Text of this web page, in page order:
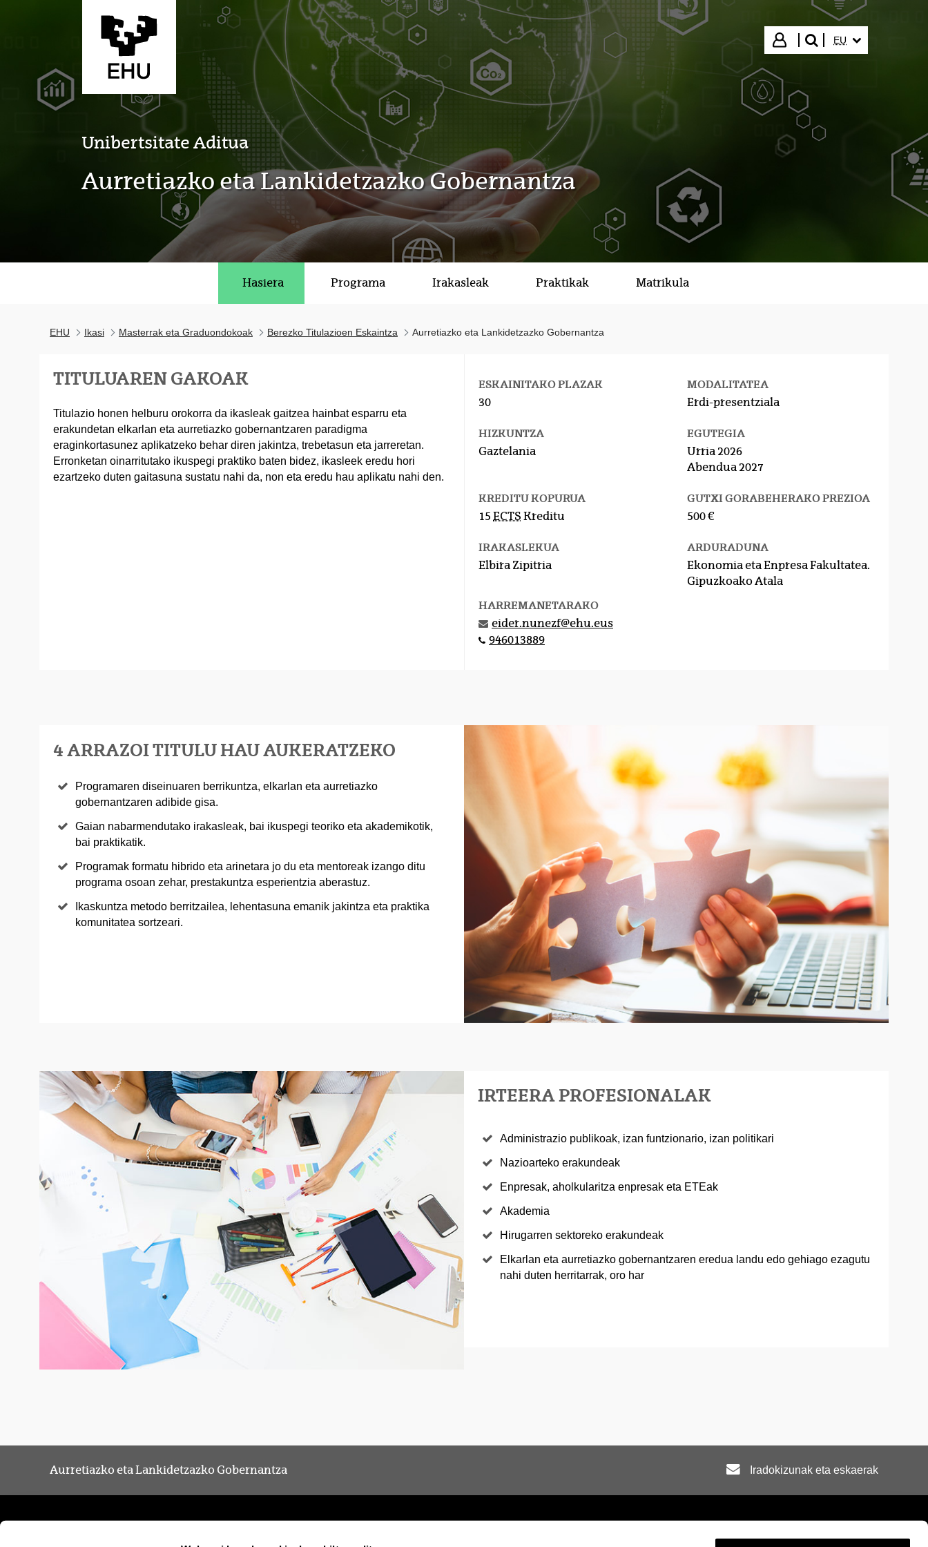
Hasi saioa
bilatu"
EU
Unibertsitate Aditua
Aurretiazko eta Lankidetzazko Gobernantza
Hasiera Programa Irakasleak Praktikak Matrikula
EHU Ikasi Masterrak eta Graduondokoak Berezko Titulazioen Eskaintza Aurretiazko eta Lankidetzazko Gobernantza
TITULUAREN GAKOAK
Titulazio honen helburu orokorra da ikasleak gaitzea hainbat esparru eta
erakundetan elkarlan eta aurretiazko gobernantzaren paradigma
eraginkortasunez aplikatzeko behar diren jakintza, trebetasun eta jarreretan.
Erronketan oinarritutako ikuspegi praktiko baten bidez, ikasleek eredu hori
ezartzeko duten gaitasuna sustatu nahi da, non eta eredu hau aplikatu nahi den.
ESKAINITAKO PLAZAK
30
MODALITATEA
Erdi-presentziala
HIZKUNTZA
Gaztelania
EGUTEGIA
Urria 2026
Abendua 2027
KREDITU KOPURUA
15 ECTS Kreditu
GUTXI GORABEHERAKO PREZIOA
500 €
IRAKASLEKUA
Elbira Zipitria
ARDURADUNA
Ekonomia eta Enpresa Fakultatea.
Gipuzkoako Atala
HARREMANETARAKO
eider.nunezf@ehu.eus
946013889
4 ARRAZOI TITULU HAU AUKERATZEKO
Programaren diseinuaren berrikuntza, elkarlan eta aurretiazko
gobernantzaren adibide gisa.
Gaian nabarmendutako irakasleak, bai ikuspegi teoriko eta akademikotik,
bai praktikatik.
Programak formatu hibrido eta arinetara jo du eta mentoreak izango ditu
programa osoan zehar, prestakuntza esperientzia aberastuz.
Ikaskuntza metodo berritzailea, lehentasuna emanik jakintza eta praktika
komunitatea sortzeari.
IRTEERA PROFESIONALAK
Administrazio publikoak, izan funtzionario, izan politikari
Nazioarteko erakundeak
Enpresak, aholkularitza enpresak eta ETEak
Akademia
Hirugarren sektoreko erakundeak
Elkarlan eta aurretiazko gobernantzaren eredua landu edo gehiago ezagutu
nahi duten herritarrak, oro har
Aurretiazko eta Lankidetzazko Gobernantza Iradokizunak eta eskaerak